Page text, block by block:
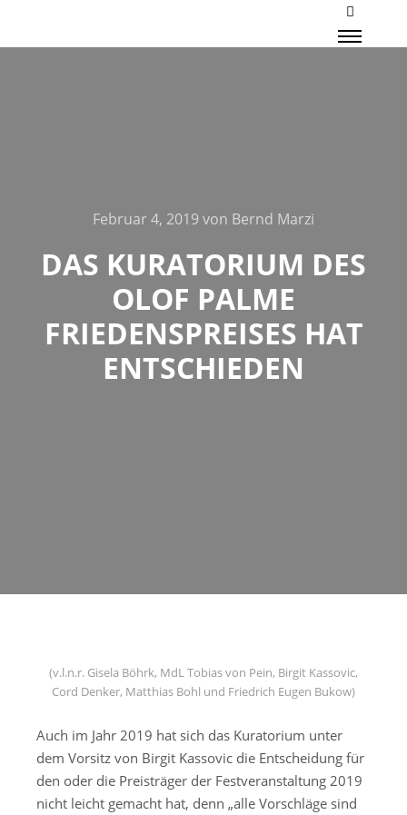
Mehr
Februar 4, 2019von Bernd Marzi
DAS KURATORIUM DES
OLOF PALME
FRIEDENSPREISES HAT
ENTSCHIEDEN
(v.l.n.r. Gisela Böhrk, MdL Tobias von Pein, Birgit Kassovic,
Cord Denker, Matthias Bohl und Friedrich Eugen Bukow)
Auch im Jahr 2019 hat sich das Kuratorium unter
dem Vorsitz von Birgit Kassovic die Entscheidung für
den oder die Preisträger der Festveranstaltung 2019
nicht leicht gemacht hat, denn „alle Vorschläge sind